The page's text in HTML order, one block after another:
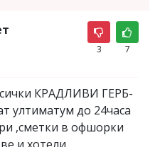
3 7
КРАДЛИВИ ГЕРБ-
ултиматум до 24часа
,сметки в офшорки
и хотели